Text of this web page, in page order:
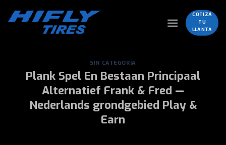
COTIZÁ
TU
LLANTA
SIN CATEGORÍA
Plank Spel En Bestaan Principaal
Alternatief Frank & Fred —
Nederlands grondgebied Play &
Earn